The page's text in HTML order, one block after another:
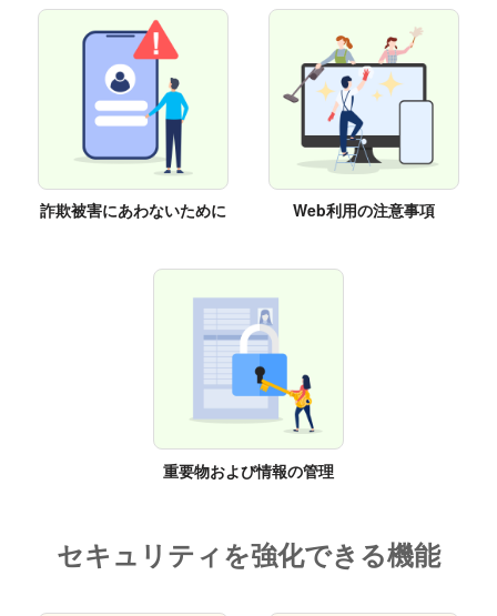
詐欺被害にあわないために Web利用の注意事項
重要物および情報の管理
セキュリティを強化できる機能